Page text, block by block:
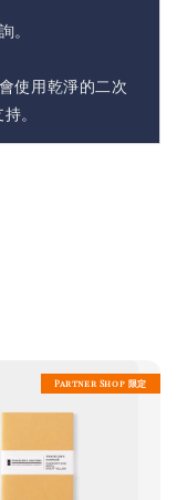
。
使用乾淨的二次
。
Partner Shop 限定